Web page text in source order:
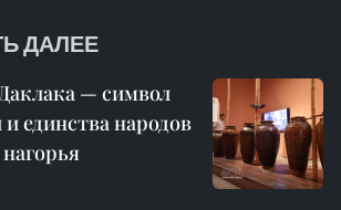
ДАЛЕЕ
— символ
единства народов